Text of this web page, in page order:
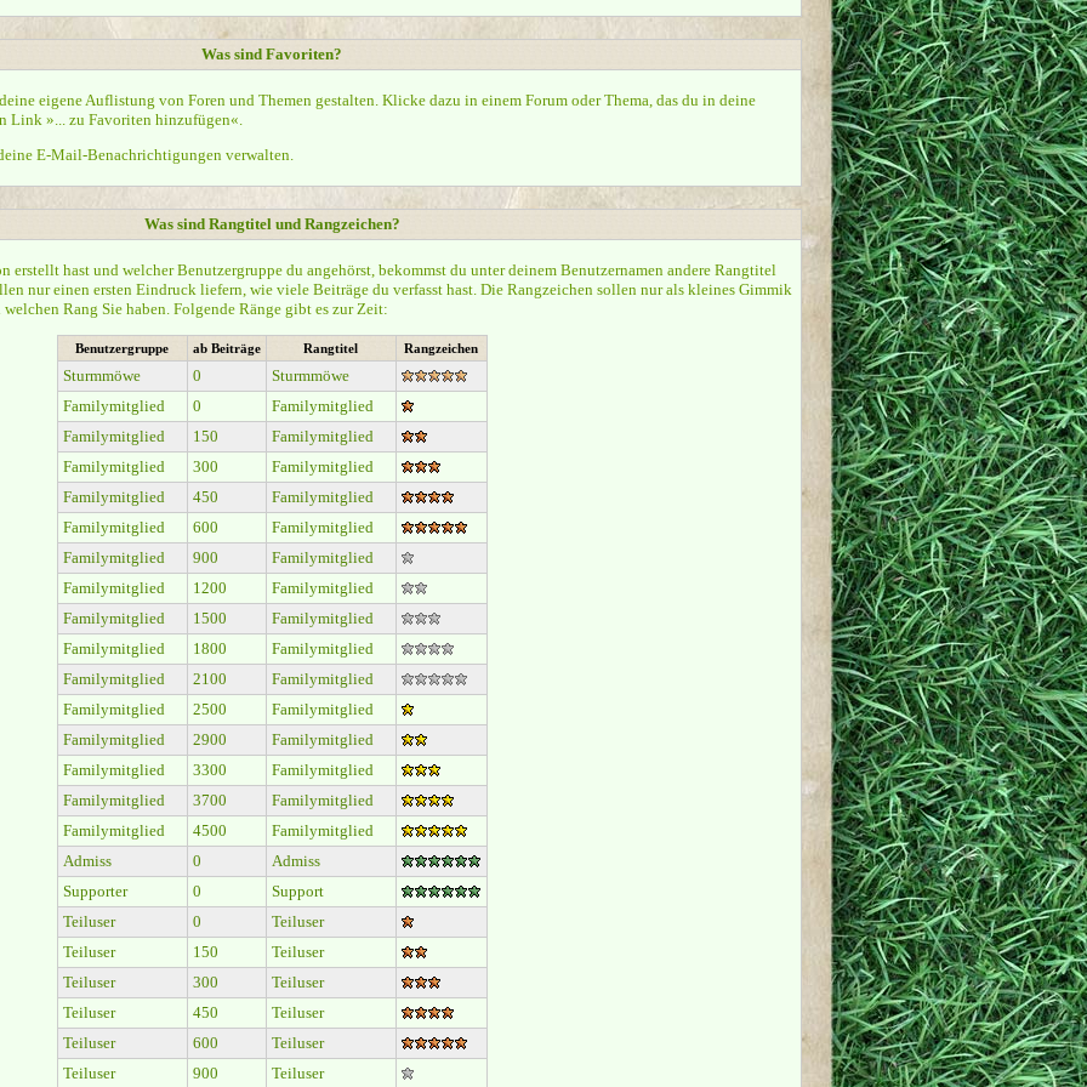
Was sind Favoriten?
eigene Auflistung von Foren und Themen gestalten. Klicke dazu in einem Forum oder Thema, das du in deine
Link »... zu Favoriten hinzufügen«.
E-Mail-Benachrichtigungen verwalten.
Was sind Rangtitel und Rangzeichen?
erstellt hast und welcher Benutzergruppe du angehörst, bekommst du unter deinem Benutzernamen andere Rangtitel
nur einen ersten Eindruck liefern, wie viele Beiträge du verfasst hast. Die Rangzeichen sollen nur als kleines Gimmik
Rang Sie haben. Folgende Ränge gibt es zur Zeit:
Benutzergruppe ab Beiträge Rangtitel Rangzeichen
Sturmmöwe 0
Sturmmöwe
Familymitglied
0
Familymitglied
Familymitglied
150
Familymitglied
Familymitglied
300
Familymitglied
Familymitglied
450
Familymitglied
Familymitglied
600
Familymitglied
Familymitglied
900
Familymitglied
Familymitglied
1200
Familymitglied
Familymitglied
1500
Familymitglied
Familymitglied
1800
Familymitglied
Familymitglied
2100
Familymitglied
Familymitglied
2500
Familymitglied
Familymitglied
2900
Familymitglied
Familymitglied
3300
Familymitglied
Familymitglied
3700
Familymitglied
Familymitglied
4500
Familymitglied
Admiss
0
Admiss
Supporter
0
Support
Teiluser
0
Teiluser
Teiluser
150
Teiluser
Teiluser
300
Teiluser
Teiluser
450
Teiluser
Teiluser
600
Teiluser
Teiluser
900 Teiluser